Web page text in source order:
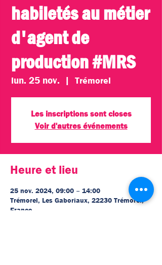
habiletés au métier
d'agent de
production #MRS
lun. 25 nov.
  |
Trémorel
Les inscriptions sont closes
Voir d'autres événements
Heure et lieu
25 nov. 2024, 09:00 – 14:00
Trémorel, Les Gaboriaux, 22230 Trémorel,
France